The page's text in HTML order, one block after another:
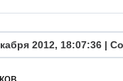
2012, 18:07:36 |